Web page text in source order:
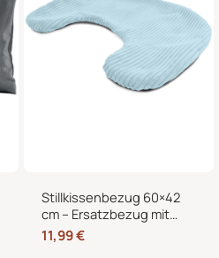
Stillkissenbezug 60×42
cm – Ersatzbezug mit
Reißverschluss für
Stillmond & Stillhörnchen
11,99€